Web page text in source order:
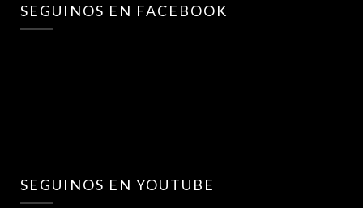
SEGUINOS EN FACEBOOK
SEGUINOS EN YOUTUBE